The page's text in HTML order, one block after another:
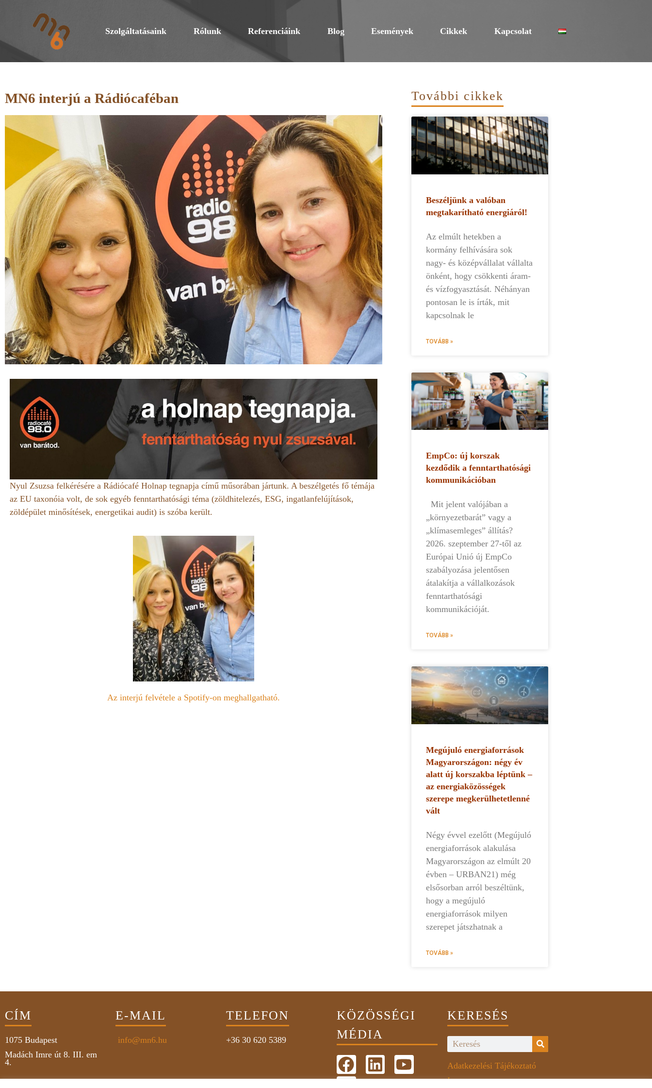
Szolgáltatásaink Rólunk Referenciáink Blog Események Cikkek Kapcsolat
MN6 interjú a Rádiócaféban
Nyul Zsuzsa felkérésére a Rádiócafé Holnap tegnapja című műsorában jártunk. A beszélgetés fő témája
az EU taxonóia volt, de sok egyéb fenntarthatósági téma (zöldhitelezés, ESG, ingatlanfelújítások,
zöldépület minősítések, energetikai audit) is szóba került.
Az interjú felvétele a Spotify-on meghallgatható.
További cikkek
Beszéljünk a valóban
megtakarítható energiáról!
Az elmúlt hetekben a
kormány felhívására sok
nagy- és középvállalat vállalta
önként, hogy csökkenti áram-
és vízfogyasztását. Néhányan
pontosan le is írták, mit
kapcsolnak le
TOVÁBB »
EmpCo: új korszak
kezdődik a fenntarthatósági
kommunikációban
Mit jelent valójában a
„környezetbarát” vagy a
„klímasemleges” állítás?
2026. szeptember 27-től az
Európai Unió új EmpCo
szabályozása jelentősen
átalakítja a vállalkozások
fenntarthatósági
kommunikációját.
TOVÁBB »
Megújuló energiaforrások
Magyarországon: négy év
alatt új korszakba léptünk –
az energiaközösségek
szerepe megkerülhetetlenné
vált
Négy évvel ezelőtt (Megújuló
energiaforrások alakulása
Magyarországon az elmúlt 20
évben – URBAN21) még
elsősorban arról beszéltünk,
hogy a megújuló
energiaforrások milyen
szerepet játszhatnak a
TOVÁBB »
CÍM
1075 Budapest
Madách Imre út 8. III. em
4.
E-MAIL
info@mn6.hu
TELEFON
+36 30 620 5389
KÖZÖSSÉGI
MÉDIA
KERESÉS
Adatkezelési Tájékoztató
Impresszum